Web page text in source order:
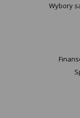
Wybory